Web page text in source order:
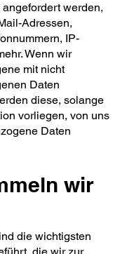
werden,
Adressen,
IP-
Wenn wir
mit nicht
Daten
diese, solange
vorliegen, von uns
Daten
wir
die wichtigsten